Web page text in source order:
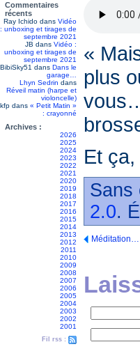
Commentaires
récents
Ray Ichido dans Vidéo
: unboxing et tirages de
septembre 2021
JB dans Vidéo :
unboxing et tirages de
septembre 2021
BibiSky51 dans Dans le
garage…
Lhyn Sedrin dans
Réveil matin (harpe et
violoncelle)
kfp dans « Petit Matin »
: crayonné
Archives :
2026
2025
2024
2023
2022
2021
2020
2019
2018
2017
2016
2015
2014
2013
2012
2011
2010
2009
2008
2007
2006
2005
2004
2003
2002
2001
Fil rss :
«
plus
Et ça,
Sans
2.0.
Méditation…